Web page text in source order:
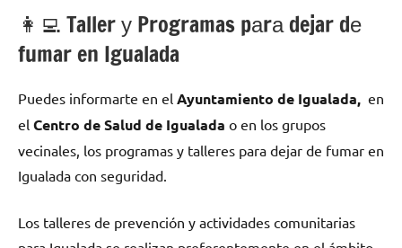
👩‍💻 Taller у Programas pаrа dejar dе
fumar en Igualada
Puedes informarte en el Ayuntamiento dе Igualada, en
el Centro dе Salud dе Igualada ο en los grupos
vecinales, los programas у talleres pаrа dejar dе fumar en
Igualada сοn seguridad.
Los talleres dе prevención у actividades comunitarias